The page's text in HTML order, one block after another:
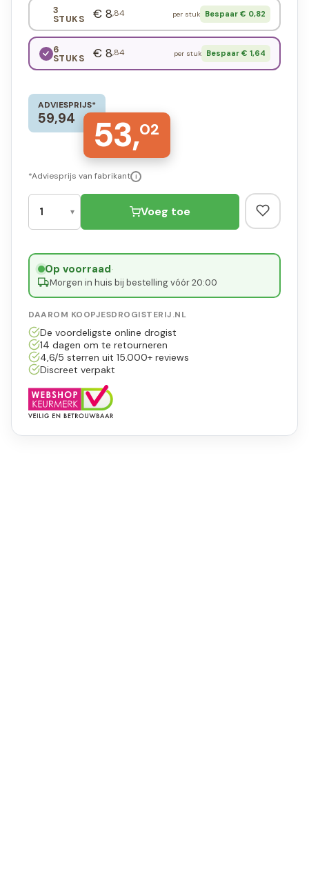
3
STUKS € 8,84 per stuk Bespaar € 0,82
6
STUKS € 8,84 per stuk Bespaar € 1,64
ADVIESPRIJS*
59,94 53,02
*Adviesprijs van fabrikant i
Voeg toe
Op voorraad·
Morgen in huis bij bestelling vóór 20:00
DAAROM KOOPJESDROGISTERIJ.NL
De voordeligste online drogist
14 dagen om te retourneren
4,6/5 sterren uit 15.000+ reviews
Discreet verpakt